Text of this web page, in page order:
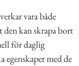
vara både
kan skrapa bort
för daglig
med de